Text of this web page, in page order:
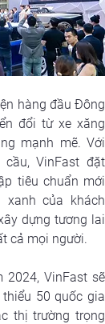
hàng đầu Đông
đổi từ xe xăng
mạnh mẽ. Với
VinFast đặt
tiêu chuẩn mới
xanh của khách
dựng tương lai
cả mọi người.
2024, VinFast sẽ
50 quốc gia
thị trường trọng